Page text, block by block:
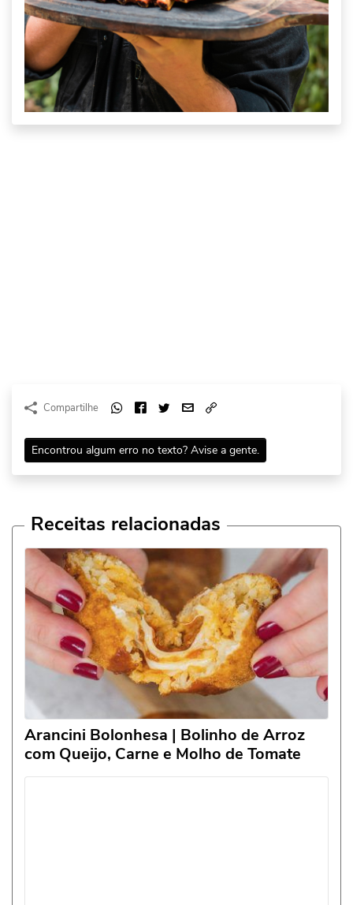
Compartilhe
Encontrou algum erro no texto? Avise a gente.
Receitas relacionadas
Arancini Bolonhesa | Bolinho de Arroz
com Queijo, Carne e Molho de Tomate